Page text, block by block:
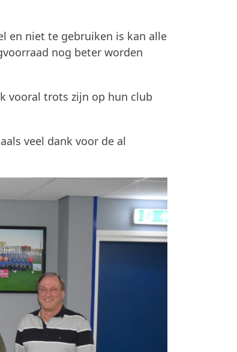
en niet te gebruiken is kan alle
nog beter worden
vooral trots zijn op hun club
veel dank voor de al